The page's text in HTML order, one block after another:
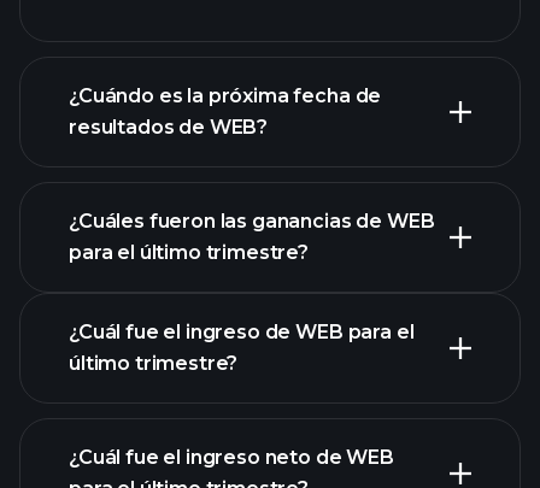
los estados financieros
de WEB
¿Cuándo es la próxima fecha de
resultados de WEB?
¿Cuáles fueron las ganancias de WEB
para el último trimestre?
¿Cuál fue el ingreso de WEB para el
último trimestre?
¿Cuál fue el ingreso neto de WEB